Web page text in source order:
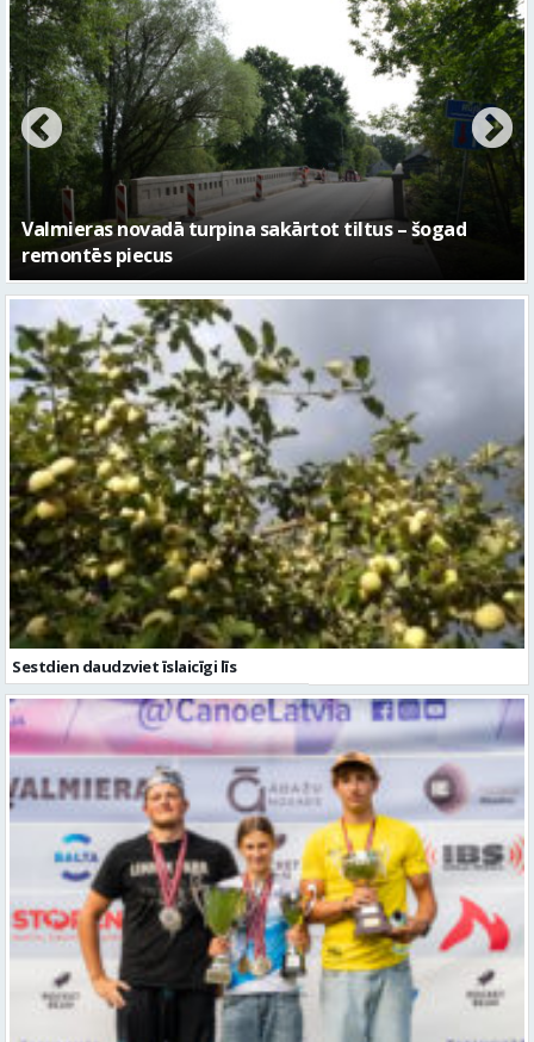
No pagaidu teātra līdz laikmetīgās kultūras centram
– kā attīstīsies “Kurtuve”
Sestdien daudzviet īslaicīgi līs